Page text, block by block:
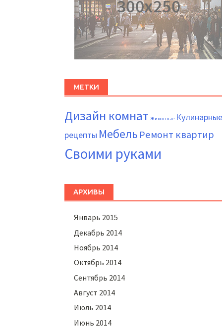
МЕТКИ
Дизайн комнат Животные Кулинарные
рецепты Мебель Ремонт квартир
Своими руками
АРХИВЫ
Январь 2015
Декабрь 2014
Ноябрь 2014
Октябрь 2014
Сентябрь 2014
Август 2014
Июль 2014
Июнь 2014